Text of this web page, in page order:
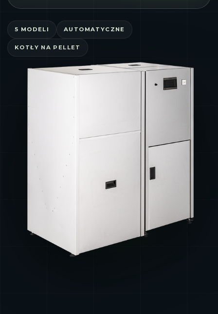
5 MODELI AUTOMATYCZNE
KOTŁY NA PELLET